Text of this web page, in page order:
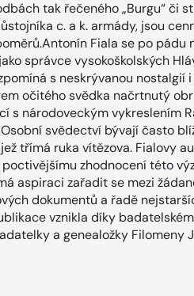
tak řečeného „Burgu“ či
c. a k. armády, jsou
Fiala se po pádu
správce vysokoškolských
s neskrývanou
očitého svědka načrtnutý
s národoveckým vykreslením
svědectví bývají často
třímá ruka vítězova. Fialovy
zhodnocení této
aspiraci zařadit se mezi
dokumentů a řadě
vznikla díky
a genealožky Filomeny